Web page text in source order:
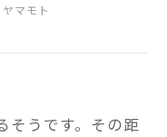
マモト
そうです。その距